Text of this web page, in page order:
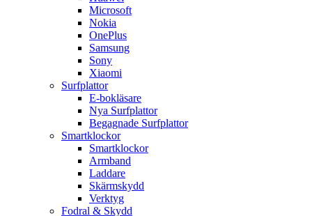
Microsoft
Nokia
OnePlus
Samsung
Sony
Xiaomi
Surfplattor
E-bokläsare
Nya Surfplattor
Begagnade Surfplattor
Smartklockor
Smartklockor
Armband
Laddare
Skärmskydd
Verktyg
Fodral & Skydd